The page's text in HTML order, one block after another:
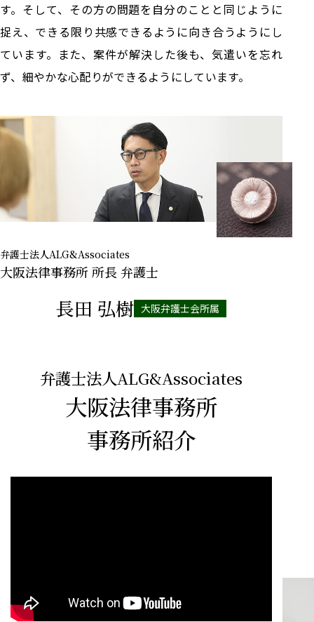
す。そして、その方の問題を自分のことと同じように
捉え、できる限り共感できるように向き合うようにし
ています。また、案件が解決した後も、気遣いを忘れ
ず、細やかな心配りができるようにしています。
弁護士法人ALG&Associates
大阪法律事務所所長 弁護士
長田 弘樹 大阪弁護士会所属
弁護士法人ALG&Associates
大阪法律事務所
事務所紹介